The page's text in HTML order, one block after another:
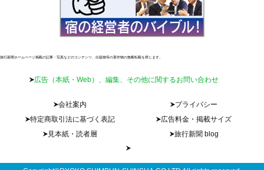
旅行新聞ホームページ掲載の記事・写真などのコンテンツ、出版物等の著作物の無断転載を禁じます。
広告（本紙・Web）、編集、その他に関するお問い合わせ
会社案内
プライバシー
特定商取引法に基づく表記
広告料金・掲載サイズ
見本紙・読者層
旅行新聞 blog